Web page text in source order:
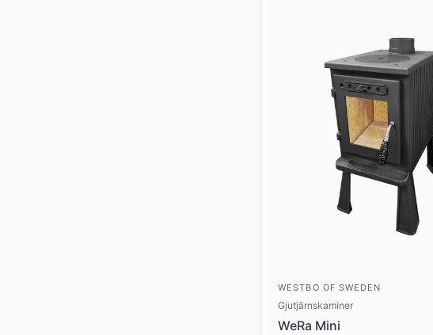
WESTBO OF SWEDEN
Gjutjärnskaminer
WeRa Mini